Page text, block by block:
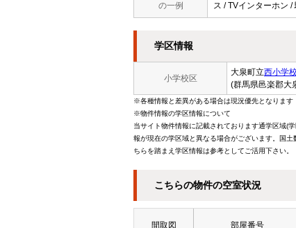
の一例
ス / TVインターホン
学区情報
小学校区
大泉町立西小学
(群馬県邑楽郡大
※各種情報と差異がある場合は現況優先となります
※物件情報の学区情報について
当サイト物件情報に記載されております通学区域(
報が現在の学区域と異なる場合がございます。国
ちらを踏まえ学区情報は参考としてご活用下さい。
こちらの物件の空室状況
間取図 部屋番号